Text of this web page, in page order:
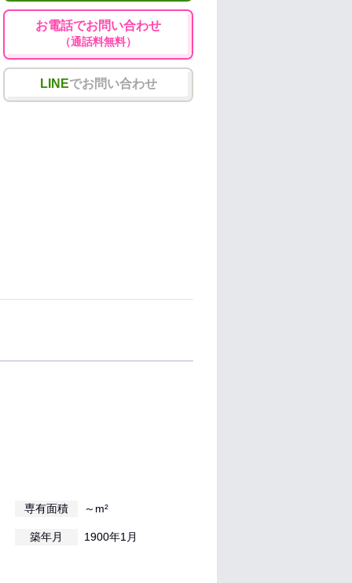
お電話でお問い合わせ
（通話料無料）
LINEでお問い合わせ
専有面積 ～m²
築年月 1900年1月